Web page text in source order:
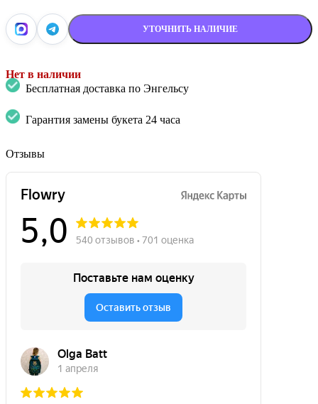
УТОЧНИТЬ НАЛИЧИЕ
Нет в наличии
Бесплатная доставка по Энгельсу
Гарантия замены букета 24 часа
Отзывы